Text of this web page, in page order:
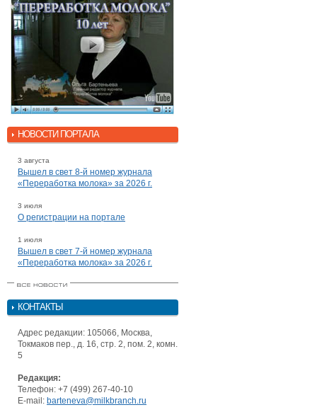
НОВОСТИ ПОРТАЛА
3 августа
Вышел в свет 8-й номер журнала
«Переработка молока» за 2026 г.
3 июля
О регистрации на портале
1 июля
Вышел в свет 7-й номер журнала
«Переработка молока» за 2026 г.
КОНТАКТЫ
Адрес редакции: 105066, Москва,
Токмаков пер., д. 16, стр. 2, пом. 2, комн.
5
Редакция:
Телефон: +7 (499) 267-40-10
E-mail: barteneva@milkbranch.ru